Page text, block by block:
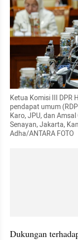
Ketua Komisi III DPR
pendapat umum
Karo, JPU, dan
Senayan, Jakarta,
Adha/ANTARA FOTO
Dukungan